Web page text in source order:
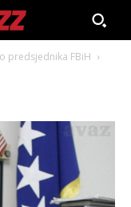
predsjednika FBiH